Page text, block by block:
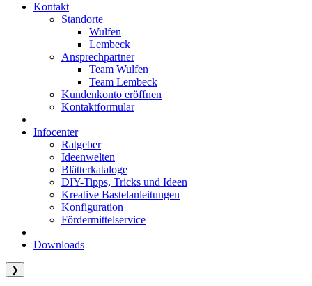
Kontakt
Standorte
Wulfen
Lembeck
Ansprechpartner
Team Wulfen
Team Lembeck
Kundenkonto eröffnen
Kontaktformular
Infocenter
Ratgeber
Ideenwelten
Blätterkataloge
DIY-Tipps, Tricks und Ideen
Kreative Bastelanleitungen
Konfiguration
Fördermittelservice
Downloads
❯